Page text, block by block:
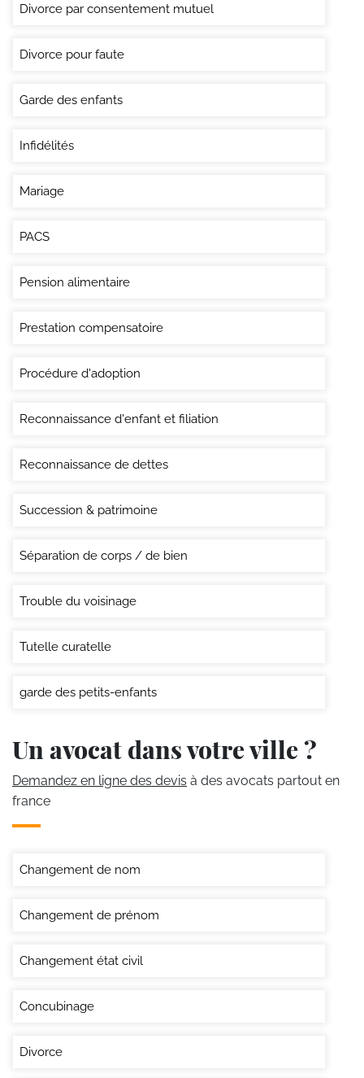
Divorce par consentement mutuel
Divorce pour faute
Garde des enfants
Infidélités
Mariage
PACS
Pension alimentaire
Prestation compensatoire
Procédure d'adoption
Reconnaissance d'enfant et filiation
Reconnaissance de dettes
Succession & patrimoine
Séparation de corps / de bien
Trouble du voisinage
Tutelle curatelle
garde des petits-enfants
Un avocat dans votre ville ?
Demandez en ligne des devis à des avocats partout en
france
Changement de nom
Changement de prénom
Changement état civil
Concubinage
Divorce